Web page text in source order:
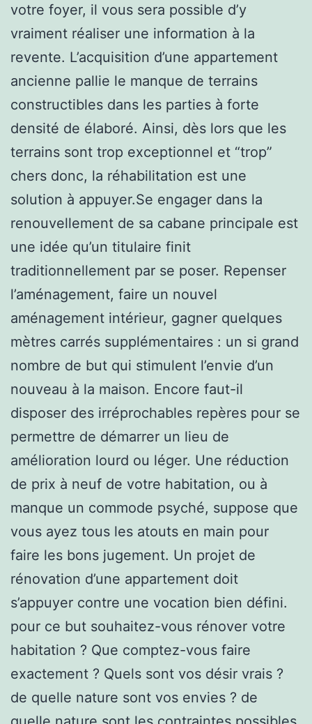
votre foyer, il vous sera possible d’y
vraiment réaliser une information à la
revente. L’acquisition d’une appartement
ancienne pallie le manque de terrains
constructibles dans les parties à forte
densité de élaboré. Ainsi, dès lors que les
terrains sont trop exceptionnel et “trop”
chers donc, la réhabilitation est une
solution à appuyer.Se engager dans la
renouvellement de sa cabane principale est
une idée qu’un titulaire finit
traditionnellement par se poser. Repenser
l’aménagement, faire un nouvel
aménagement intérieur, gagner quelques
mètres carrés supplémentaires : un si grand
nombre de but qui stimulent l’envie d’un
nouveau à la maison. Encore faut-il
disposer des irréprochables repères pour se
permettre de démarrer un lieu de
amélioration lourd ou léger. Une réduction
de prix à neuf de votre habitation, ou à
manque un commode psyché, suppose que
vous ayez tous les atouts en main pour
faire les bons jugement. Un projet de
rénovation d’une appartement doit
s’appuyer contre une vocation bien défini.
pour ce but souhaitez-vous rénover votre
habitation ? Que comptez-vous faire
exactement ? Quels sont vos désir vrais ?
de quelle nature sont vos envies ? de